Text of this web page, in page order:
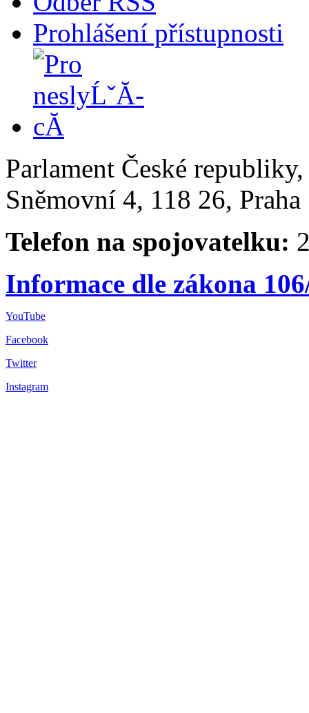
Prohlášení přístupnosti
Parlament České
Sněmovní 4, 118 26,
Telefon na spojovatelku:
Informace dle zákona
YouTube
Facebook
Twitter
Instagram